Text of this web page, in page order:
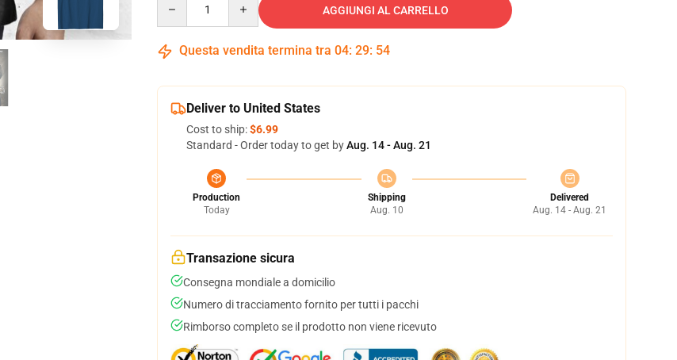
AGGIUNGI AL CARRELLO
Questa vendita termina tra 04: 29: 53
Deliver to United States
Cost to ship:$6.99
Standard - Order today to get byAug. 14 - Aug. 21
Production
Today
Shipping
Aug. 10
Delivered
Aug. 14 - Aug. 21
Transazione sicura
Consegna mondiale a domicilio
Numero di tracciamento fornito per tutti i pacchi
Rimborso completo se il prodotto non viene ricevuto